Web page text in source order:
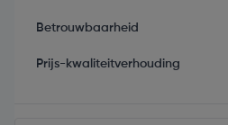
Betrouwbaarheid
Prijs-kwaliteitverhouding